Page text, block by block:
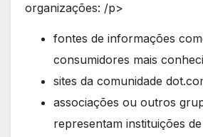
organizações: /p>
fontes de informações
consumidores mais
sites da comunidade
associações ou outros
representam instituições